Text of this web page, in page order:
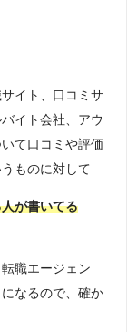
イト、口コミサ
イト会社、アウ
て口コミや評価
ものに対して
が書いてる
職エージェン
なるので、確か